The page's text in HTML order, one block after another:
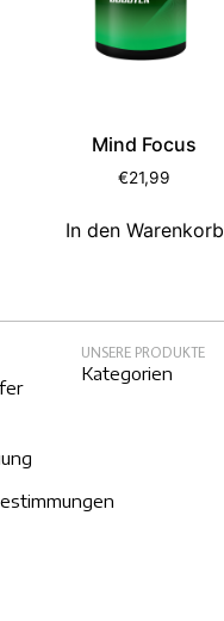
Mind Focus
€21,99
In den Warenkorb
UNSERE PRODUKTE
Kategorien